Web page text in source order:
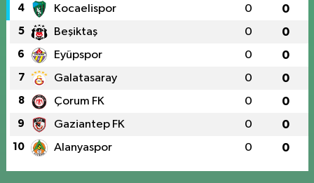
4 Kocaelispor 0 0
5 Beşiktaş 0 0
6 Eyüpspor 0 0
7 Galatasaray 0 0
8 Çorum FK 0 0
9 Gaziantep FK 0 0
10 Alanyaspor 0 0